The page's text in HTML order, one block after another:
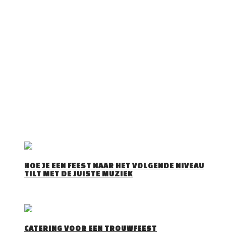
HOE JE EEN FEEST NAAR HET VOLGENDE NIVEAU
TILT MET DE JUISTE MUZIEK
CATERING VOOR EEN TROUWFEEST